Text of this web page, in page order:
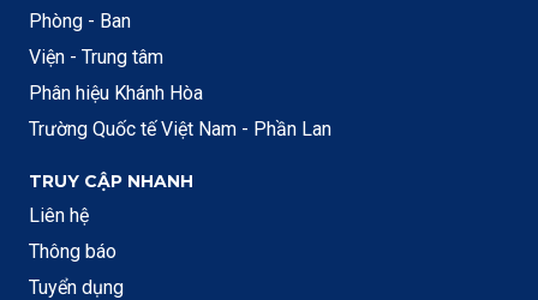
Phòng - Ban
Viện - Trung tâm
Phân hiệu Khánh Hòa
Trường Quốc tế Việt Nam - Phần Lan
TRUY CẬP NHANH
Liên hệ
Thông báo
Tuyển dụng